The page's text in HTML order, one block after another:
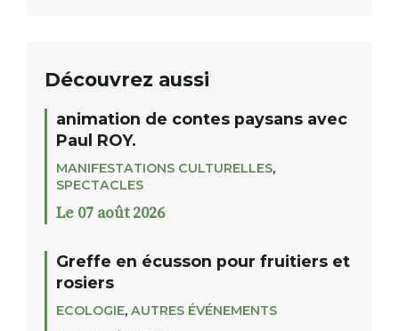
Découvrez aussi
animation de contes paysans avec
Paul ROY.
MANIFESTATIONS CULTURELLES,
SPECTACLES
Le 07 août 2026
Greffe en écusson pour fruitiers et
rosiers
ECOLOGIE, AUTRES ÉVÉNEMENTS